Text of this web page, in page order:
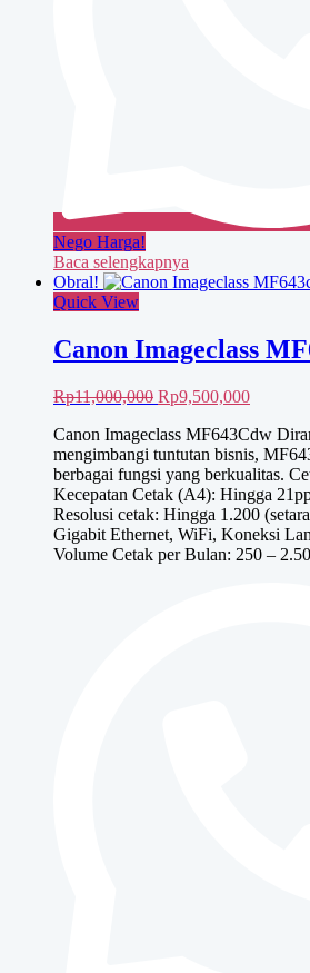
Nego Harga!
Baca selengkapnya
Obral!
Quick View
Canon Imageclass
Rp11,000,000 Harga
adalah:
Rp11,000,000.
Rp9,500,000Harga
ini
adalah:
Canon Imageclass MF643Cdw
mengimbangi tuntutan bisnis,
berbagai fungsi yang berkualitas.
Kecepatan Cetak (A4): Hingga
Resolusi cetak: Hingga 1.200
Gigabit Ethernet, WiFi, Koneksi
Volume Cetak per Bulan: 250 –